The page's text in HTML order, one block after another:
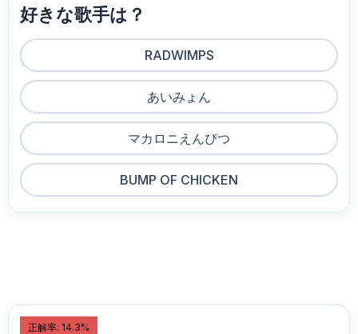
好きな歌手は？
RADWIMPS
あいみょん
マカロニえんぴつ
BUMP OF CHICKEN
正解率: 14.3%